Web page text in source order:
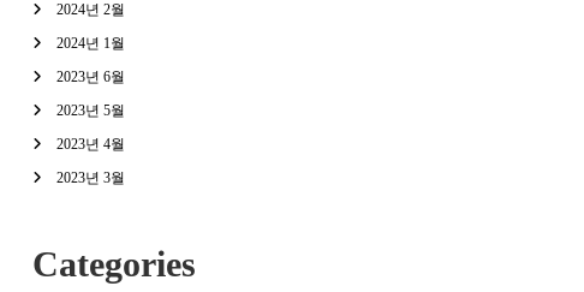
2024년 2월
2024년 1월
2023년 6월
2023년 5월
2023년 4월
2023년 3월
Categories